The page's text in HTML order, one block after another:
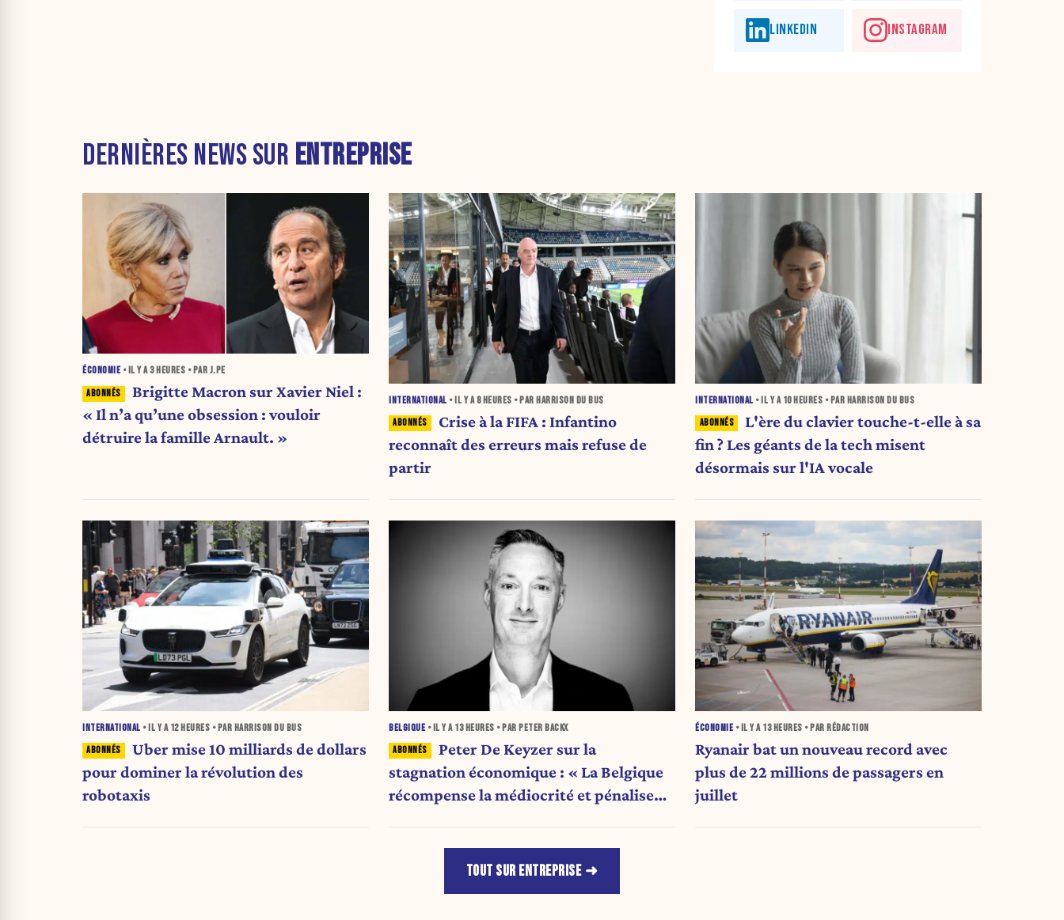
LINKEDIN INSTAGRAM
DERNIÈRES NEWS SUR ENTREPRISE
ÉCONOMIE • IL Y A3 HEURES • PAR J.PE
Brigitte Macron sur Xavier Niel :
« Il n’a qu’une obsession : vouloir
détruire la famille Arnault. »
INTERNATIONAL • IL Y A8 HEURES • PAR HARRISON DU BUS
Crise à la FIFA : Infantino
reconnaît des erreurs mais refuse de
partir
INTERNATIONAL • IL Y A 10 HEURES • PAR HARRISON DU BUS
L'ère du clavier touche-t-elle à sa
fin ? Les géants de la tech misent
désormais sur l'IA vocale
INTERNATIONAL • IL Y A 12 HEURES • PAR HARRISON DU BUS
Uber mise 10 milliards de dollars
pour dominer la révolution des
robotaxis
BELGIQUE • IL Y A 13 HEURES • PAR PETER BACKX
Peter De Keyzer sur la
stagnation économique : « La Belgique
récompense la médiocrité et pénalise
ÉCONOMIE • IL Y A 13 HEURES • PAR RÉDACTION
Ryanair bat un nouveau record avec
plus de 22 millions de passagers en
juillet
TOUT SUR ENTREPRISE